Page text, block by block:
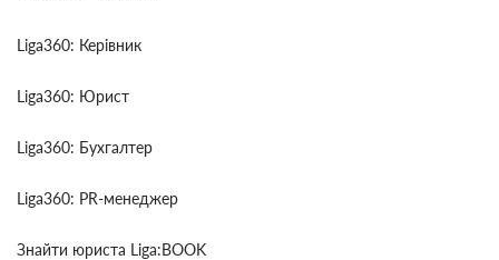
Liga360: Керівник
Liga360: Юрист
Liga360: Бухгалтер
Liga360: PR-менеджер
Знайти юриста Liga:BOOK